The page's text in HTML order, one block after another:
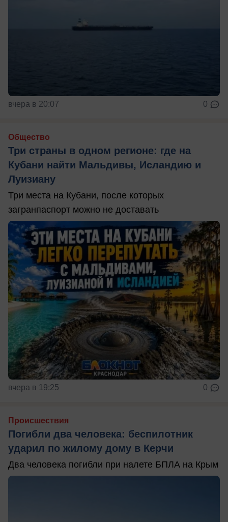
вчера в 20:07 0
Общество
Три страны в одном регионе: где на
Кубани найти Мальдивы, Исландию и
Луизиану
Три места на Кубани, после которых
загранпаспорт можно не доставать
вчера в 19:25 0
Происшествия
Погибли два человека: беспилотник
ударил по жилому дому в Керчи
Два человека погибли при налете БПЛА на Крым